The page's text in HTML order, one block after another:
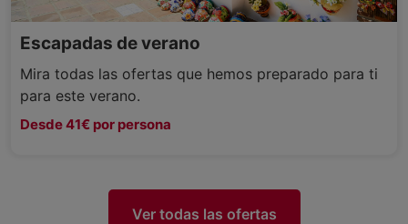
Escapadas de verano
Mira todas las ofertas que hemos preparado para ti
para este verano.
Desde 41€ por persona
Ver todas las ofertas